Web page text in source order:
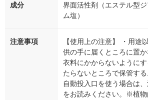
成分
界面活性剤（エステル型
ム塩）
注意事項
【使用上の注意】 ・用途
供の手に届くところに置
衣料にかからないように
たらないところで保管す
自動投入口を使う場合は
をお読みください。※植